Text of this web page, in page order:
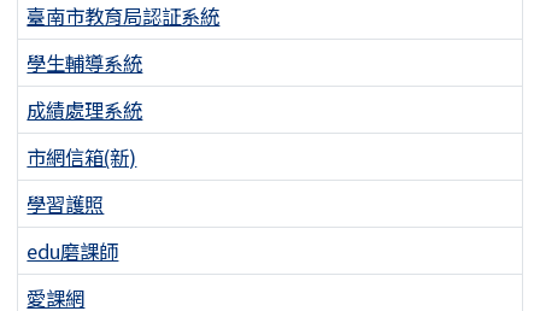
臺南市教育局認証系統
學生輔導系統
成績處理系統
市網信箱(新)
學習護照
edu磨課師
愛課網